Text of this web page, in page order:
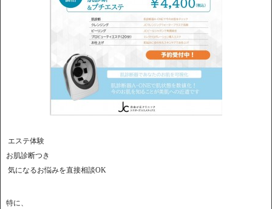
エステ体験
お肌診断つき
気になるお悩みを直接相談OK
特に、